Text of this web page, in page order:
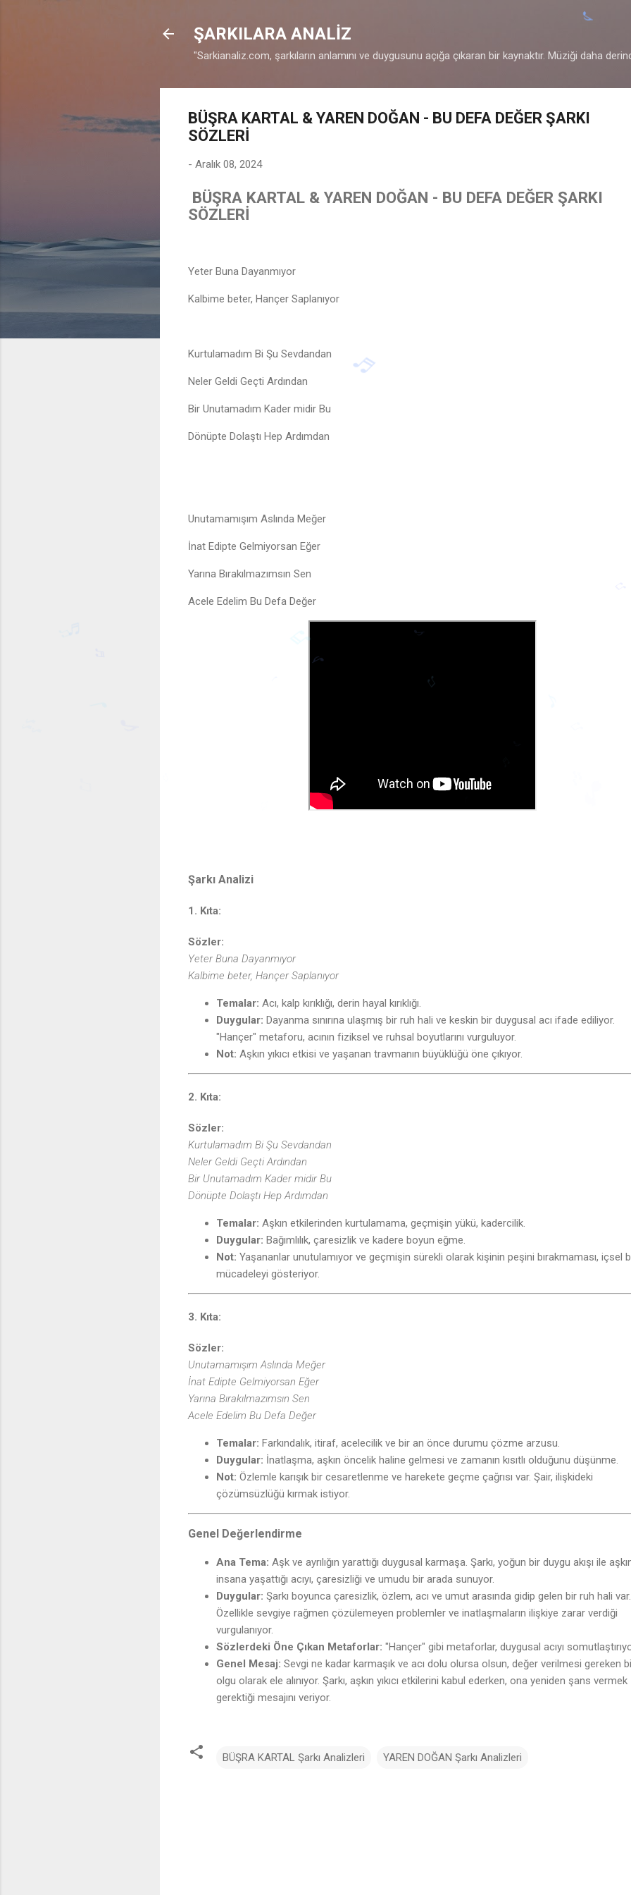
ŞARKILARA ANALİZ
"Sarkianaliz.com, şarkıların anlamını ve duygusunu açığa çıkaran bir kaynaktır. Müziği daha
BÜŞRA KARTAL & YAREN DOĞAN - BU DEFA DEĞER ŞARKI
SÖZLERİ
- Aralık 08, 2024
BÜŞRA KARTAL & YAREN DOĞAN - BU DEFA DEĞER ŞARKI
SÖZLERİ
Yeter Buna Dayanmıyor
Kalbime beter, Hançer Saplanıyor
Kurtulamadım Bi Şu Sevdandan
Neler Geldi Geçti Ardından
Bir Unutamadım Kader midir Bu
Dönüpte Dolaştı Hep Ardımdan
Unutamamışım Aslında Meğer
İnat Edipte Gelmiyorsan Eğer
Yarına Bırakılmazımsın Sen
Acele Edelim Bu Defa Değer
Şarkı Analizi
1. Kıta:
Sözler:
Yeter Buna Dayanmıyor
Kalbime beter, Hançer Saplanıyor
Temalar: Acı, kalp kırıklığı, derin hayal kırıklığı.
Duygular: Dayanma sınırına ulaşmış bir ruh hali ve keskin bir duygusal acı ifade ediliyor.
"Hançer" metaforu, acının fiziksel ve ruhsal boyutlarını vurguluyor.
Not: Aşkın yıkıcı etkisi ve yaşanan travmanın büyüklüğü öne çıkıyor.
2. Kıta:
Sözler:
Kurtulamadım Bi Şu Sevdandan
Neler Geldi Geçti Ardından
Bir Unutamadım Kader midir Bu
Dönüpte Dolaştı Hep Ardımdan
Temalar: Aşkın etkilerinden kurtulamama, geçmişin yükü, kadercilik.
Duygular: Bağımlılık, çaresizlik ve kadere boyun eğme.
Not: Yaşananlar unutulamıyor ve geçmişin sürekli olarak kişinin peşini bırakmaması, içsel
mücadeleyi gösteriyor.
3. Kıta:
Sözler:
Unutamamışım Aslında Meğer
İnat Edipte Gelmiyorsan Eğer
Yarına Bırakılmazımsın Sen
Acele Edelim Bu Defa Değer
Temalar: Farkındalık, itiraf, acelecilik ve bir an önce durumu çözme arzusu.
Duygular: İnatlaşma, aşkın öncelik haline gelmesi ve zamanın kısıtlı olduğunu düşünme.
Not: Özlemle karışık bir cesaretlenme ve harekete geçme çağrısı var. Şair, ilişkideki
çözümsüzlüğü kırmak istiyor.
Genel Değerlendirme
Ana Tema: Aşk ve ayrılığın yarattığı duygusal karmaşa. Şarkı, yoğun bir duygu akışı ile
insana yaşattığı acıyı, çaresizliği ve umudu bir arada sunuyor.
Duygular: Şarkı boyunca çaresizlik, özlem, acı ve umut arasında gidip gelen bir ruh hali var.
Özellikle sevgiye rağmen çözülemeyen problemler ve inatlaşmaların ilişkiye zarar verdiği
vurgulanıyor.
Sözlerdeki Öne Çıkan Metaforlar: "Hançer" gibi metaforlar, duygusal acıyı
Genel Mesaj: Sevgi ne kadar karmaşık ve acı dolu olursa olsun, değer verilmesi gereken
olgu olarak ele alınıyor. Şarkı, aşkın yıkıcı etkilerini kabul ederken, ona yeniden şans vermek
gerektiği mesajını veriyor.
BÜŞRA KARTAL Şarkı Analizleri YAREN DOĞAN Şarkı Analizleri